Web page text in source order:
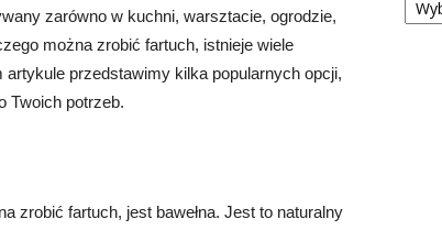
zarówno w kuchni, warsztacie, ogrodzie,
można zrobić fartuch, istnieje wiele
przedstawimy kilka popularnych opcji,
Twoich potrzeb.
zrobić fartuch, jest bawełna. Jest to naturalny